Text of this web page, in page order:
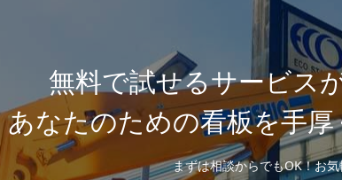
無料で試せるサービス
あなたのための看板を手
まずは相談からでもOK！お気